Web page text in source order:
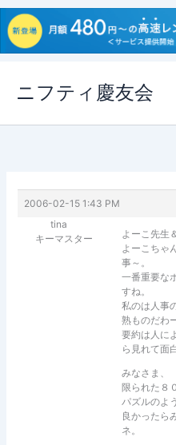
ス
ニフティ慶友会
2006-02-15 1:43 PM
tina
キーマスター
よーこ先生
よーこちゃ
事～。
一番重要な
すね。
私のは人事
熟ものだわ
要約は人に
ら見れて面
みなさま、
限られた８
パズルのよ
良かったら
ネ。